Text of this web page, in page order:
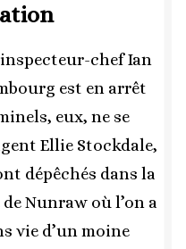
chef Ian
est en arrêt
eux, ne se
Ellie Stockdale,
dépêchés dans la
Nunraw où l’on a
vie d’un moine